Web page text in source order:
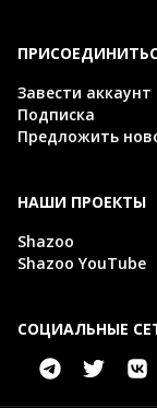
Завести аккаунт
Подписка
Предложить
НАШИ ПРОЕКТЫ
Shazoo
Shazoo YouTube
СОЦИАЛЬНЫЕ